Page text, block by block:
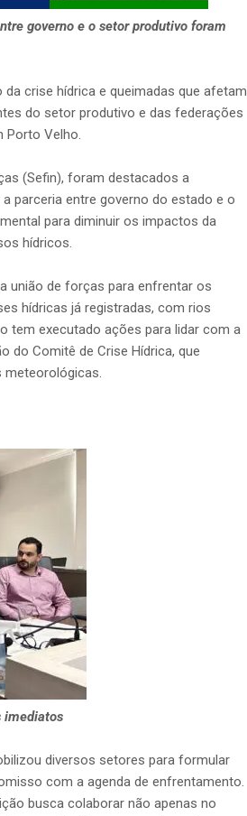
governo e o setor produtivo foram
crise hídrica e queimadas que afetam
do setor produtivo e das federações
Porto Velho.
(Sefin), foram destacados a
parceria entre governo do estado e o
para diminuir os impactos da
hídricos.
união de forças para enfrentar os
hídricas já registradas, com rios
tem executado ações para lidar com a
do Comitê de Crise Hídrica, que
meteorológicas.
imediatos
diversos setores para formular
com a agenda de enfrentamento.
busca colaborar não apenas no